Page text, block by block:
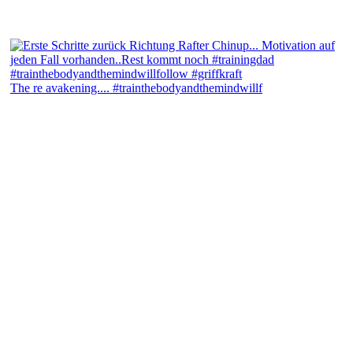
The re avakening.... #trainthebodyandthemindwillf